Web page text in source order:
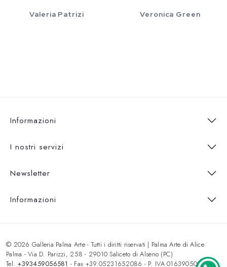
Valeria Patrizi Veronica Green
Informazioni
I nostri servizi
Newsletter
Informazioni
© 2026 Galleria Palma Arte - Tutti i diritti riservati | Palma Arte di Alice
Palma - Via D. Parizzi, 258 - 29010 Saliceto di Alseno (PC)
Tel. +393459056581 - Fax +39.05231652086 - P. IVA 01639050333 -